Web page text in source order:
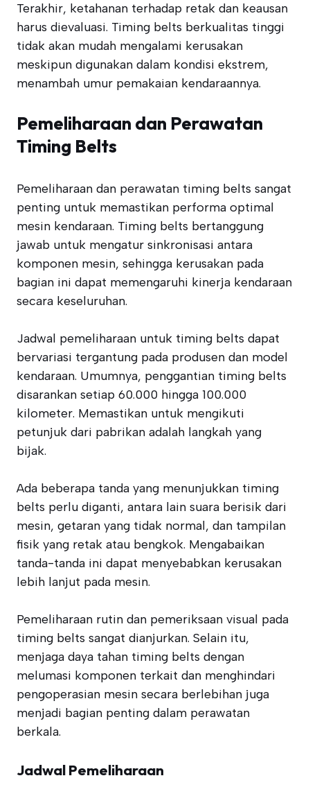
Terakhir, ketahanan terhadap retak dan keausan
harus dievaluasi. Timing belts berkualitas tinggi
tidak akan mudah mengalami kerusakan
meskipun digunakan dalam kondisi ekstrem,
menambah umur pemakaian kendaraannya.
Pemeliharaan dan Perawatan
Timing Belts
Pemeliharaan dan perawatan timing belts sangat
penting untuk memastikan performa optimal
mesin kendaraan. Timing belts bertanggung
jawab untuk mengatur sinkronisasi antara
komponen mesin, sehingga kerusakan pada
bagian ini dapat memengaruhi kinerja kendaraan
secara keseluruhan.
Jadwal pemeliharaan untuk timing belts dapat
bervariasi tergantung pada produsen dan model
kendaraan. Umumnya, penggantian timing belts
disarankan setiap 60.000 hingga 100.000
kilometer. Memastikan untuk mengikuti
petunjuk dari pabrikan adalah langkah yang
bijak.
Ada beberapa tanda yang menunjukkan timing
belts perlu diganti, antara lain suara berisik dari
mesin, getaran yang tidak normal, dan tampilan
fisik yang retak atau bengkok. Mengabaikan
tanda-tanda ini dapat menyebabkan kerusakan
lebih lanjut pada mesin.
Pemeliharaan rutin dan pemeriksaan visual pada
timing belts sangat dianjurkan. Selain itu,
menjaga daya tahan timing belts dengan
melumasi komponen terkait dan menghindari
pengoperasian mesin secara berlebihan juga
menjadi bagian penting dalam perawatan
berkala.
Jadwal Pemeliharaan